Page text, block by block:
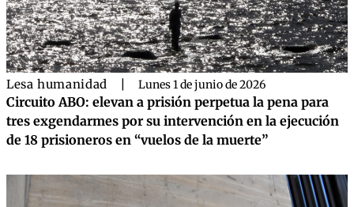
Lesa humanidad Lunes 1 de junio de 2026
Circuito ABO: elevan a prisión perpetua la pena para
tres exgendarmes por su intervención en la ejecución
de 18 prisioneros en “vuelos de la muerte”